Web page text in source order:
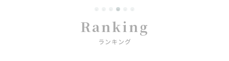
Ranking
ランキング